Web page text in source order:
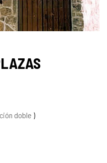
doble